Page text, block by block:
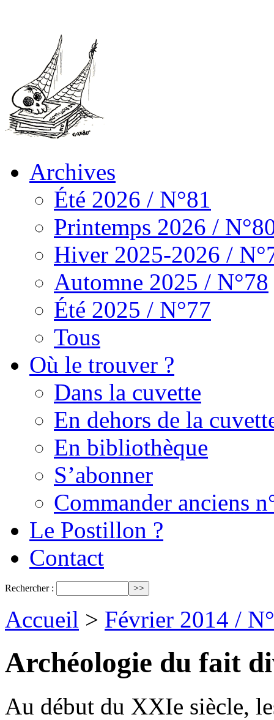
Archives
Été 2026 / N°81
Printemps 2026 /
Hiver 2025-2026 /
Automne 2025 / N°78
Été 2025 / N°77
Tous
Où le trouver ?
Dans la cuvette
En dehors de la
En bibliothèque
S’abonner
Commander anciens
Le Postillon ?
Contact
Rechercher :
Accueil > Février 2014 /
Archéologie du fait
Au début du XXIe siècle,